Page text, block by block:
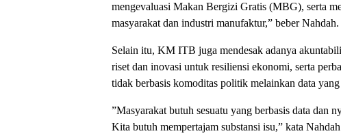
mengevaluasi Makan Bergizi Gratis (MBG), serta
masyarakat dan industri manufaktur,” beber Nahdah.
​Selain itu, KM ITB juga mendesak adanya
riset dan inovasi untuk resiliensi ekonomi, serta
tidak berbasis komoditas politik melainkan data yang
​”Masyarakat butuh sesuatu yang berbasis data dan
Kita butuh mempertajam substansi isu,” kata